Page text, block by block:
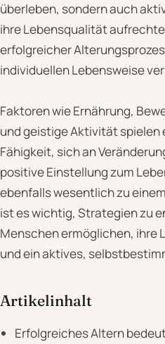
überleben, sondern auch
ihre Lebensqualität
erfolgreicher
individuellen Lebensweise
Faktoren wie Ernährung,
und geistige Aktivität spielen
Fähigkeit, sich an
positive Einstellung zum
ebenfalls wesentlich zu
ist es wichtig, Strategien zu
Menschen ermöglichen, ihre
und ein aktives,
Artikelinhalt
Erfolgreiches Altern